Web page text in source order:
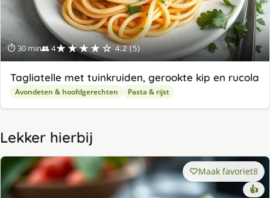
⏱ 30 min👥 4★★★★☆ 4.2 (5)
Tagliatelle met tuinkruiden, gerookte kip en rucola
Avondeten & hoofdgerechten Pasta & rijst
Lekker hierbij
Maak favoriet8
👍